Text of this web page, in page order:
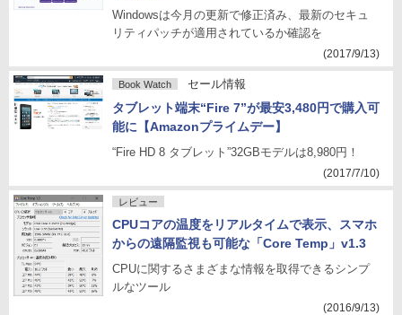
Windowsは今月の更新で修正済み、最新のセキュ
リティパッチが適用されているか確認を
(2017/9/13)
Book Watch セール情報
タブレット端末“Fire 7”が最安3,480円で購入可
能に【Amazonプライムデー】
“Fire HD 8 タブレット”32GBモデルは8,980円！
(2017/7/10)
レビュー
CPUコアの温度をリアルタイムで表示、スマホ
からの遠隔監視も可能な「Core Temp」v1.3
CPUに関するさまざまな情報を取得できるシンプ
ルなツール
(2016/9/13)